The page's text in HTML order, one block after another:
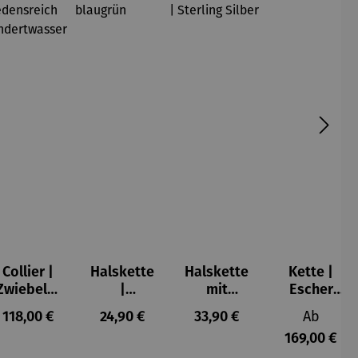
Collier |
rm –
Friedensr
Regulärer Preis:
118,00 €
Halskette
Hortensie
blaugrün
Regulärer Preis:
24,90 €
Halskette
mit
Katzenanh
änger |
Regulärer Preis:
33,90 €
Kette |
Escher
Kugel
Ab
169,00 €